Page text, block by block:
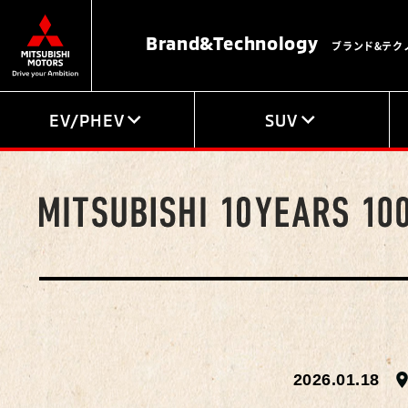
Brand&Technology ブランド&テク
EV/PHEV SUV
2026.01.18